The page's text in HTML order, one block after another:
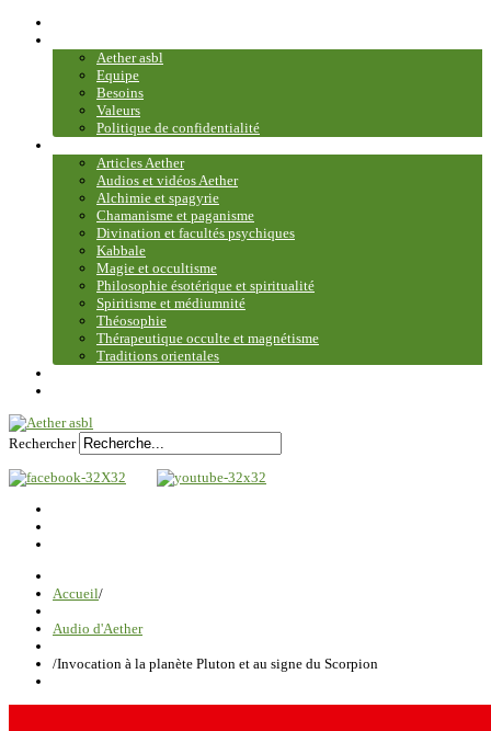
Aether asbl
Equipe
Besoins
Valeurs
Politique de confidentialité
Articles Aether
Audios et vidéos Aether
Alchimie et spagyrie
Chamanisme et paganisme
Divination et facultés psychiques
Kabbale
Magie et occultisme
Philosophie ésotérique et spiritualité
Spiritisme et médiumnité
Théosophie
Thérapeutique occulte et magnétisme
Traditions orientales
Rechercher
Accueil/
Audio d'Aether
/Invocation à la planète Pluton et au signe du Scorpion